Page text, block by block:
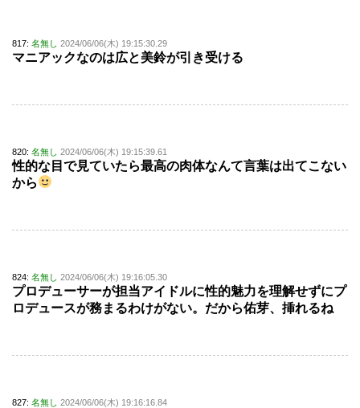
817: 名無し 2024/06/06(木) 19:15:30.29
マニアックなのは広と美鈴が引き受ける
820: 名無し 2024/06/06(木) 19:15:39.61
性的な目で見ていたら最高の肉体なんて言葉は出てこない
から
824: 名無し 2024/06/06(木) 19:16:05.30
プロデューサーが担当アイドルに性的魅力を理解せずにプ
ロデュースが務まるわけがない。だから佑芽、挿れるね
827: 名無し 2024/06/06(木) 19:16:16.84